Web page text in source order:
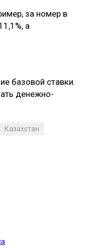
за номер в
а
базовой ставки.
денежно-
Казахстан